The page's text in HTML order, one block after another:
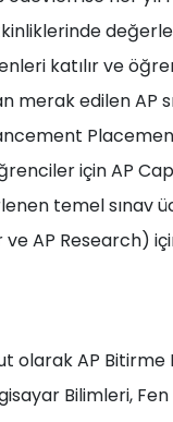
katılır ve
edilen AP
için AP
temel sınav
ve AP Research)
olarak AP Bitirme
Bilimleri,